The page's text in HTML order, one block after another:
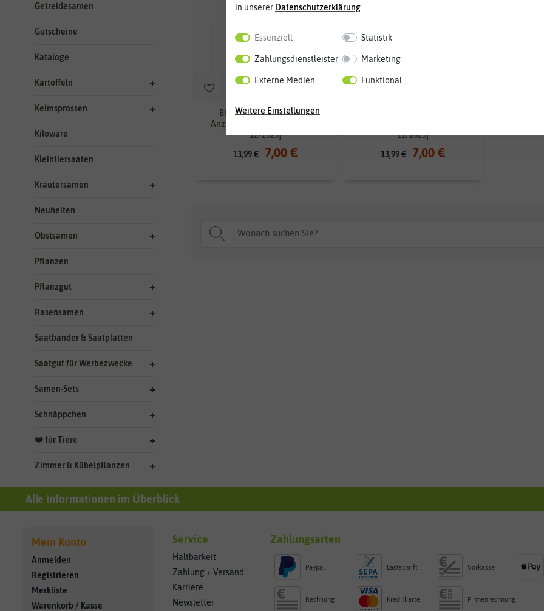
Getreidesamen
Gutscheine
Kataloge
Kartoffeln
Keimsprossen
Kiloware
Kleintiersaaten
Kräutersamen
Neuheiten
Obstsamen
Pflanzen
Pflanzgut
Rasensamen
Saatbänder & Saatplatten
Saatgut für Werbezwecke
Samen-Sets
Schnäppchen
❤️ für Tiere
Zimmer & Kübelpflanzen
BIO Selbstbewässerungs
Anzuchtset - Petersilie [MHD
12/2025]
13,99 €
7,00 €
12/2025]
13,99 €
7,00 €
Alle Informationen im Überblick
Mein Konto
Anmelden
Registrieren
Merkliste
Warenkorb / Kasse
Service
Haltbarkeit
Zahlung + Versand
Karriere
Newsletter
Zahlungsarten
Paypal Lastschrift Vorkasse
Rechnung Kreditkarte Firmenrechnung
in unserer Daten­schutz­erklärung
Essenziell Statistik
Zahlungsdienstleister Marketing
Externe Medien Funktional
Weitere Einstellungen